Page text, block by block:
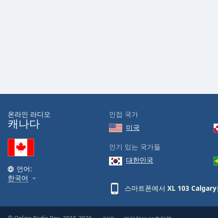
window.
Beginning
dialog
window.
Escape
will
and
온라인 라디오
캐나다
언어:
한국어
인접 국가
미국
인기 있는 국가들
대한민국
스마트폰에서 XL 103 Calgary